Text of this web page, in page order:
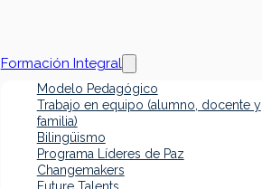
Formación Integral
Modelo Pedagógico
Trabajo en equipo (alumno, docente y
familia)
Bilingüismo
Programa Líderes de Paz
Changemakers